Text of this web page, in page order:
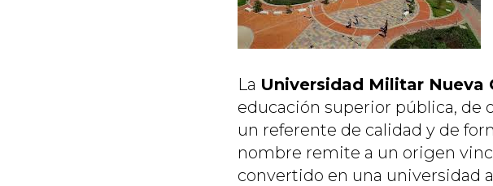
La Universidad Militar Nueva
educación superior pública, de
un referente de calidad y de
nombre remite a un origen
convertido en una universidad